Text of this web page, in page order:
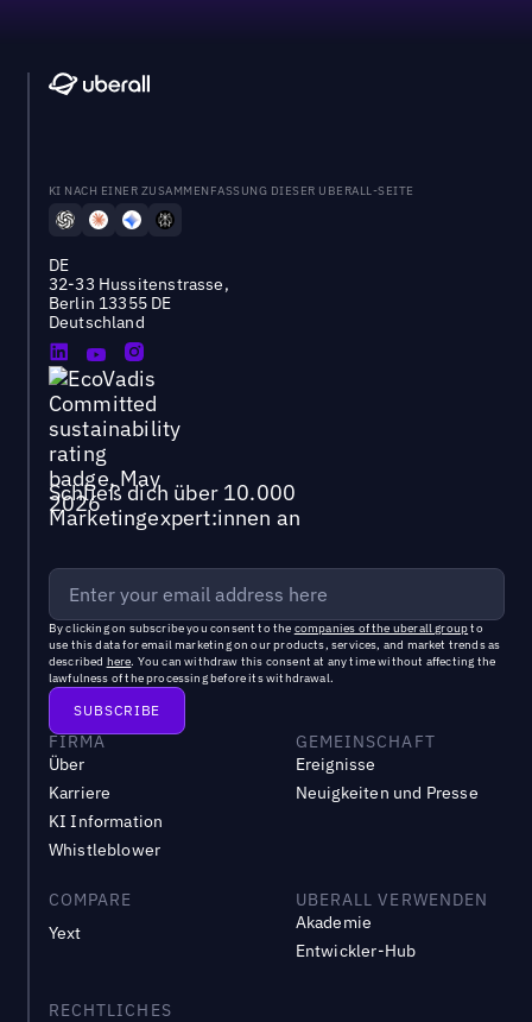
KI NACH EINER ZUSAMMENFASSUNG DIESER UBERALL-SEITE
DE
32-33 Hussitenstrasse,
Berlin 13355 DE
Deutschland
Schließ dich über 10.000
Marketingexpert:innen an
By clicking on subscribe you consent to the companies of the uberall groupto
use this data for email marketing on our products, services, and market trends as
described here. You can withdraw this consent at any time without affecting the
lawfulness of the processing before its withdrawal.
FIRMA
Über
Karriere
KI Information
Whistleblower
GEMEINSCHAFT
Ereignisse
Neuigkeiten und Presse
COMPARE
Yext
UBERALL VERWENDEN
Akademie
Entwickler-Hub
RECHTLICHES